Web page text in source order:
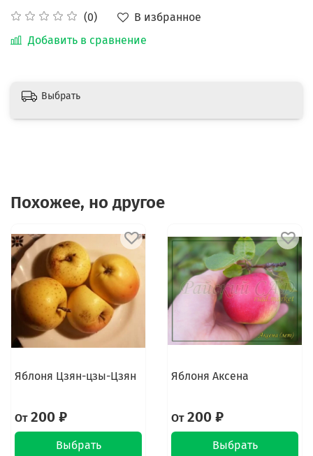
(0)
В избранное
Добавить в сравнение
Выбрать
Похожее, но другое
Яблоня Цзян-цзы-Цзян
От200 ₽
Выбрать
Яблоня Аксена
От200 ₽
Выбрать